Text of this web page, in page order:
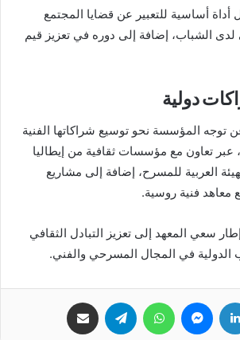
أساسية للتعبير عن قضايا المجتمع
لدى الشباب، إضافة إلى دوره في تعزيز قيم
دولية
توجه المؤسسة نحو توسيع شراكاتها الفنية
عبر تعاون مع مؤسسات ثقافية من إيطاليا
العربية للمسرح، إضافة إلى مشاريع
معاهد فنية روسية.
سعي المعهد إلى تعزيز التبادل الثقافي
الدولية في المجال المسرحي والفني.
لينكدإن ماسنجر واتساب تيلقرام